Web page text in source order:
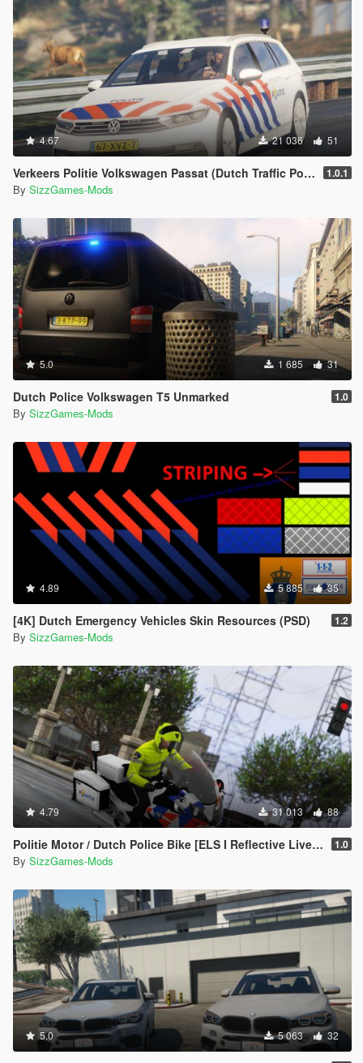
4.67 21 036 51
Verkeers Politie Volkswagen Passat (Dutch Traffic Police) [ELS] 1.0.1
By SizzGames-Mods
5.0 1 685 31
Dutch Police Volkswagen T5 Unmarked 1.0
By SizzGames-Mods
4.89 5 885 35
[4K] Dutch Emergency Vehicles Skin Resources (PSD) 1.2
By SizzGames-Mods
4.79 31 013 88
Politie Motor / Dutch Police Bike [ELS I Reflective Livery] 1.0
By SizzGames-Mods
5.0 5 063 32